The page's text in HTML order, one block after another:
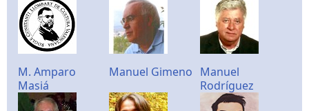
M. Amparo
Masiá
Manuel Gimeno Manuel
Rodríguez